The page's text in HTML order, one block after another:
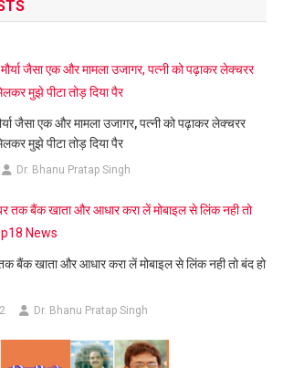
जैसा एक और मामला उजागर, पत्नी को पढ़ाकर लेक्चरर
मुझे पीटा तोड़ दिया पैर
Dr. Bhanu Pratap Singh
बैंक खाता और आधार करा लें मोबाइल से लिंक नही तो बंद हो
Dr. Bhanu Pratap Singh